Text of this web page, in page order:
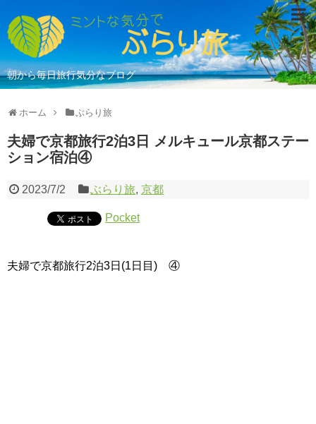
朝から毎日旅行気分なブログ
ホーム ぶらり旅
夫婦で京都旅行2泊3日 メルキュール京都ステー
ション宿泊④
2023/7/2 ぶらり旅,京都
Pocket
夫婦で京都旅行2泊3日(1日目) ④